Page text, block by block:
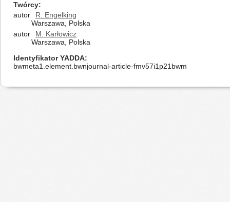
Twórcy
autor
R. Engelking
Warszawa, Polska
autor
M. Karłowicz
Warszawa, Polska
Identyfikator YADDA
bwmeta1.element.bwnjournal-article-fmv57i1p21bwm